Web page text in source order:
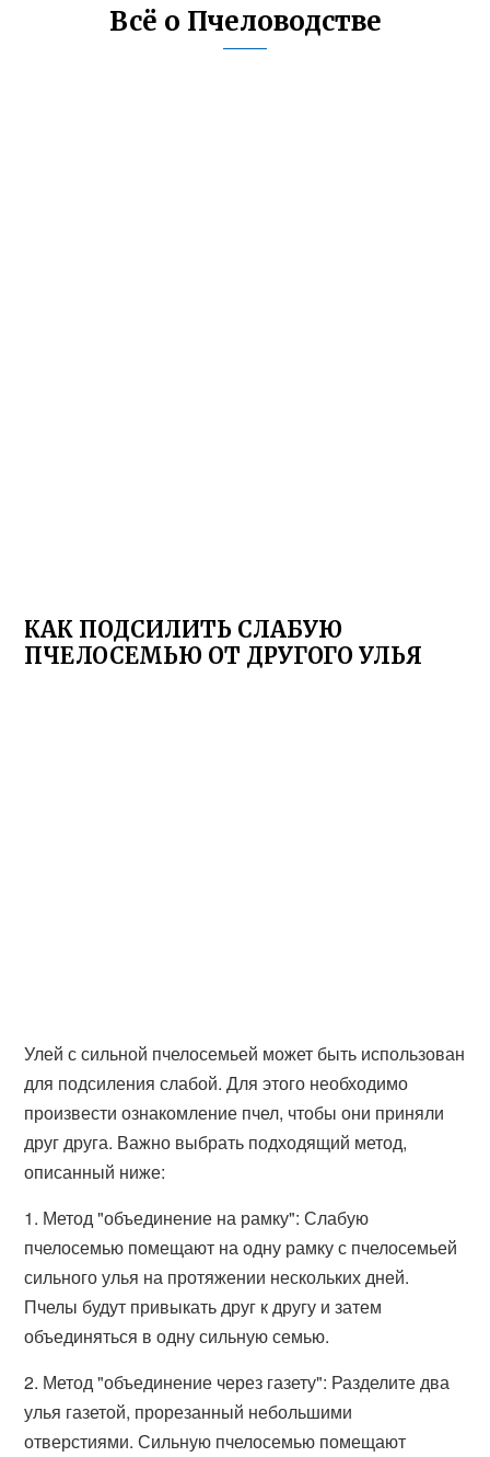
Всё о Пчеловодстве
КАК ПОДСИЛИТЬ СЛАБУЮ
ПЧЕЛОСЕМЬЮ ОТ ДРУГОГО УЛЬЯ
Улей с сильной пчелосемьей может быть использован
для подсиления слабой. Для этого необходимо
произвести ознакомление пчел, чтобы они приняли
друг друга. Важно выбрать подходящий метод,
описанный ниже:
1. Метод "объединение на рамку": Слабую
пчелосемью помещают на одну рамку с пчелосемьей
сильного улья на протяжении нескольких дней.
Пчелы будут привыкать друг к другу и затем
объединяться в одну сильную семью.
2. Метод "объединение через газету": Разделите два
улья газетой, прорезанный небольшими
отверстиями. Сильную пчелосемью помещают